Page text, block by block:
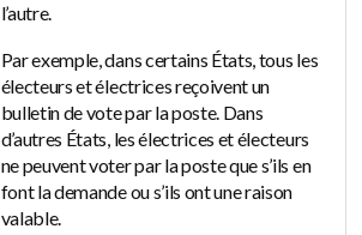
l’autre.
Par exemple, dans certains États, tous les
électeurs et électrices reçoivent un
bulletin de vote par la poste. Dans
d’autres États, les électrices et électeurs
ne peuvent voter par la poste que s’ils en
font la demande ou s’ils ont une raison
valable.